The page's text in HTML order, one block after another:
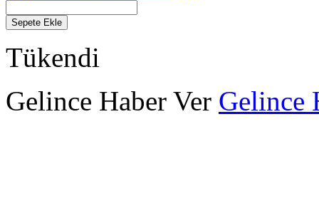
Sepete Ekle
Tükendi
Gelince Haber Ver Gelince